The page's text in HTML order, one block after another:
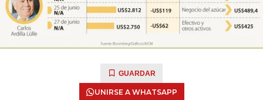
GUARDAR
UNIRSE A WHATSAPP